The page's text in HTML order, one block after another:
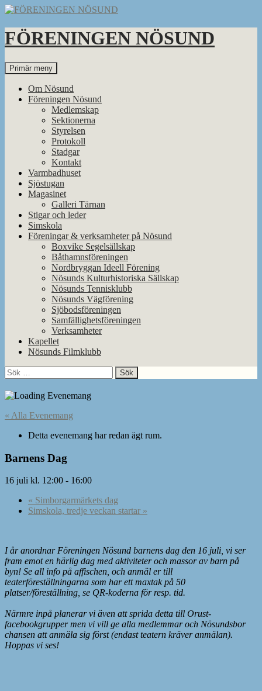
Hoppa
innehåll
FÖRENINGEN NÖSUND
Sök
Primär meny
Om Nösund
Föreningen Nösund
Medlemskap
Sektionerna
Styrelsen
Protokoll
Stadgar
Kontakt
Varmbadhuset
Sjöstugan
Magasinet
Galleri Tärnan
Stigar och leder
Simskola
Föreningar & verksamheter på Nösund
Boxvike Segelsällskap
Båthamnsföreningen
Nordbryggan Ideell Förening
Nösunds Kulturhistoriska Sällskap
Nösunds Tennisklubb
Nösunds Vägförening
Sjöbodsföreningen
Samfällighetsföreningen
Verksamheter
Kapellet
Nösunds Filmklubb
Sök
efter:
« Alla Evenemang
Detta evenemang har redan ägt rum.
Barnens Dag
16 juli kl. 12:00 - 16:00
« Simborgarmärkets dag
Simskola, tredje veckan startar »
I år anordnar Föreningen Nösund barnens dag den 16 juli, vi ser
fram emot en härlig dag med aktiviteter och massor av barn på
byn! Se all info på affischen, och anmäl er till
teaterföreställningarna som har ett maxtak på 50
platser/föreställning, se QR-koderna för resp. tid.
Närmre inpå planerar vi även att sprida detta till Orust-
facebookgrupper men vi vill ge alla medlemmar och Nösundsbor
chansen att anmäla sig först (endast teatern kräver anmälan).
Hoppas vi ses!